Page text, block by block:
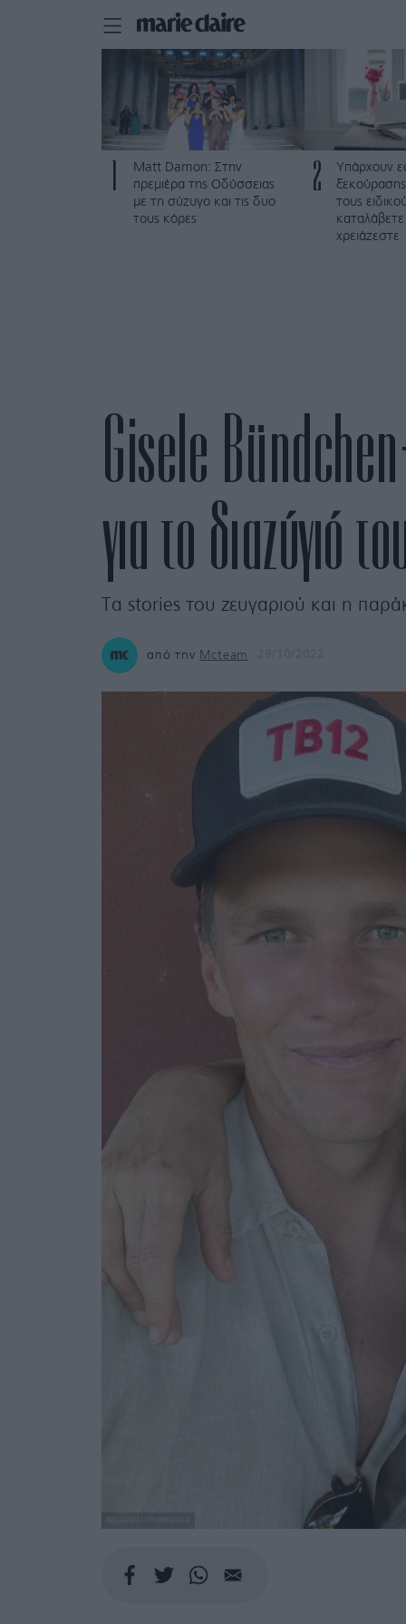
Matt Damon: Στην
πρεμιέρα της Οδύσσειας
με τη σύζυγο και τις δυο
τους κόρες
2
Υπάρχουν
τους
καταλάβετε
χρειάζεστε
Gisele
για το διαζύγιό
Τα stories του ζευγαριού και η
από την Mcteam